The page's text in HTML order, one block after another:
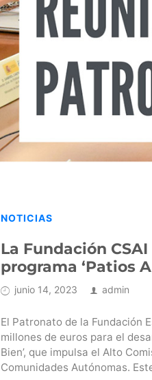
NOTICIAS
La Fundación
programa ‘Patios
junio 14, 2023 admin
El Patronato de la Fundación
millones de euros para el
Bien’, que impulsa el Alto
Comunidades Autónomas.